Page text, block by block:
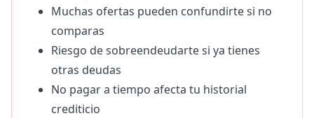
Muchas ofertas pueden confundirte si no
comparas
Riesgo de sobreendeudarte si ya tienes
otras deudas
No pagar a tiempo afecta tu historial
crediticio